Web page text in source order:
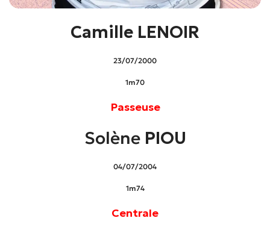
Camille LENOIR
23/07/2000
1m70
Passeuse
SolènePIOU
04/07/2004
1m74
Centrale